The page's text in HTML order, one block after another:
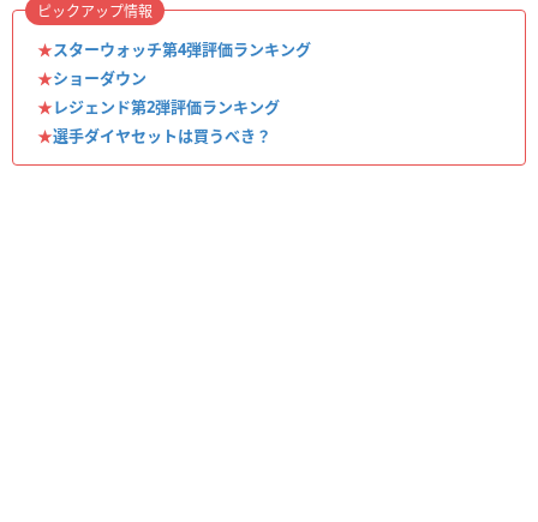
★スターウォッチ第4弾評価ランキング
★ショーダウン
★レジェンド第2弾評価ランキング
★選手ダイヤセットは買うべき？
ピックアップ情報